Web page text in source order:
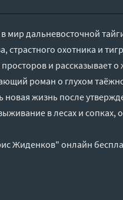
мир дальневосточной
страстного охотника и
и рассказывает
роман о глухом
новая жизнь после
в лесах и сопках,
Жиденков" онлайн